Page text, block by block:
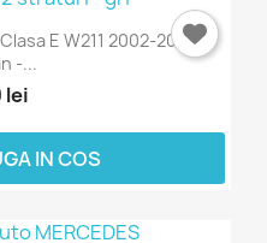
E W211 2002-2009
-...
lei
IN COS